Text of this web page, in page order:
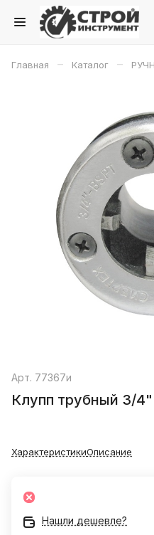
Главная – Каталог –
Арт. 77367и
Клупп трубный 3/
ХарактеристикиОписание
Нашли дешевле?